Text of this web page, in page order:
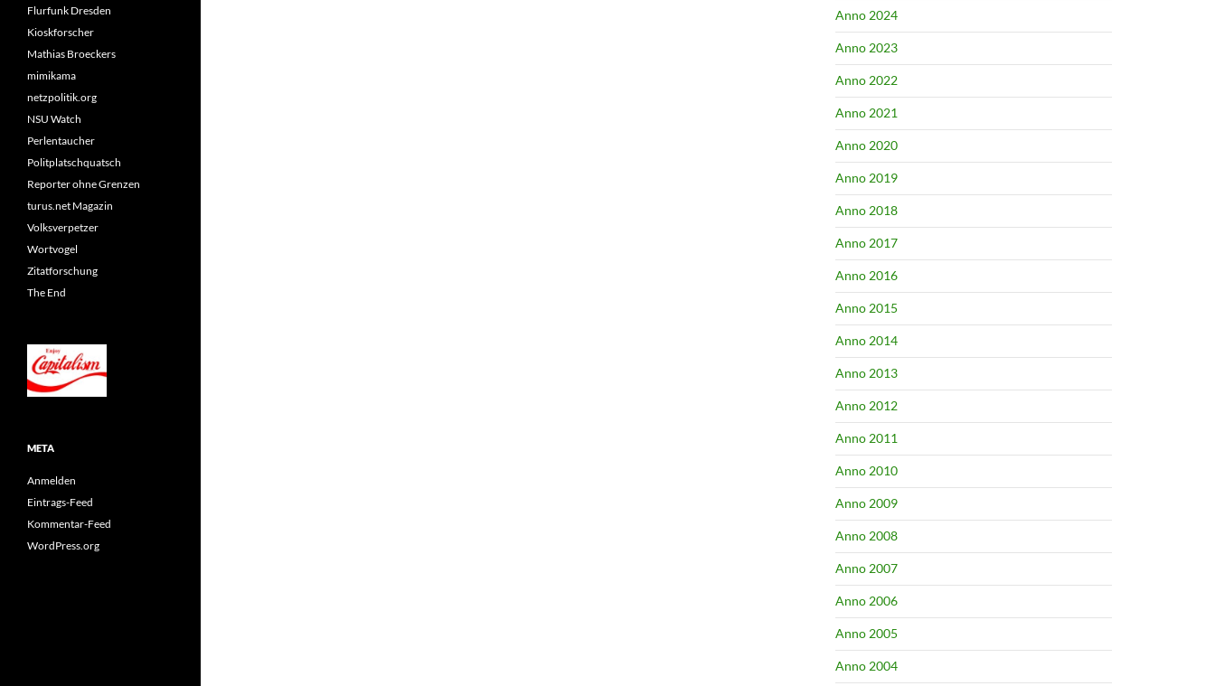
Anno 2024
Anno 2023
Anno 2022
Anno 2021
Anno 2020
Anno 2019
Anno 2018
Anno 2017
Anno 2016
Anno 2015
Anno 2014
Anno 2013
Anno 2012
Anno 2011
Anno 2010
Anno 2009
Anno 2008
Anno 2007
Anno 2006
Anno 2005
Anno 2004
Flurfunk Dresden
Kioskforscher
Mathias Broeckers
mimikama
netzpolitik.org
NSU Watch
Perlentaucher
Politplatschquatsch
Reporter ohne Grenzen
turus.net Magazin
Volksverpetzer
Wortvogel
Zitatforschung
The End
META
Anmelden
Eintrags-Feed
Kommentar-Feed
WordPress.org